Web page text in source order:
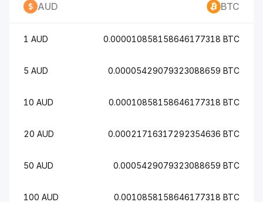
AUD BTC
1 AUD 0.000010858158646177318 BTC
5 AUD 0.00005429079323088659 BTC
10 AUD 0.00010858158646177318 BTC
20 AUD 0.00021716317292354636 BTC
50 AUD 0.0005429079323088659 BTC
100 AUD 0.0010858158646177318 BTC